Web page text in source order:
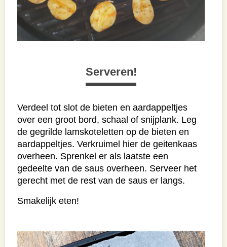
Serveren!
Verdeel tot slot de bieten en aardappeltjes
over een groot bord, schaal of snijplank. Leg
de gegrilde lamskoteletten op de bieten en
aardappeltjes. Verkruimel hier de geitenkaas
overheen. Sprenkel er als laatste een
gedeelte van de saus overheen. Serveer het
gerecht met de rest van de saus er langs.
Smakelijk eten!